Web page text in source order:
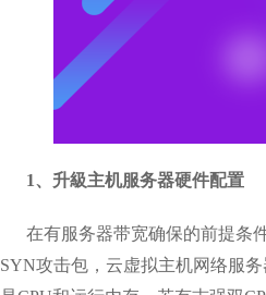
1、升級主机服务器硬件配置
在有服务器带宽确保的前提条
SYN攻击包，云虚拟主机网络服